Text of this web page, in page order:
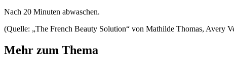
Nach 20 Minuten abwaschen.
(Quelle: „The French Beauty Solution“ von Mathilde Thomas, Avery
Mehr zum Thema